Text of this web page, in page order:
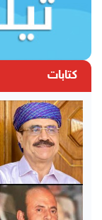
كتابات